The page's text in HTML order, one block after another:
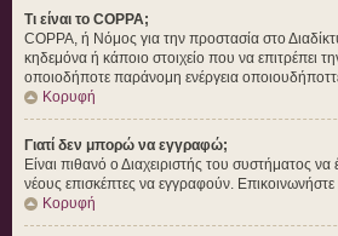
Τι είναι το COPPA;
COPPA, ή Νόμος για την προστασία στο
κηδεμόνα ή κάποιο στοιχείο που να επιτρέπει
οποιοδήποτε παράνομη ενέργεια
Κορυφή
Γιατί δεν μπορώ να εγγραφώ;
Είναι πιθανό ο Διαχειριστής του συστήματος
νέους επισκέπτες να εγγραφούν.
Κορυφή